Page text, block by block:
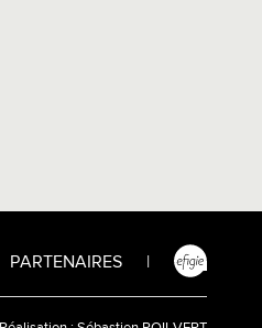
PARTENAIRES